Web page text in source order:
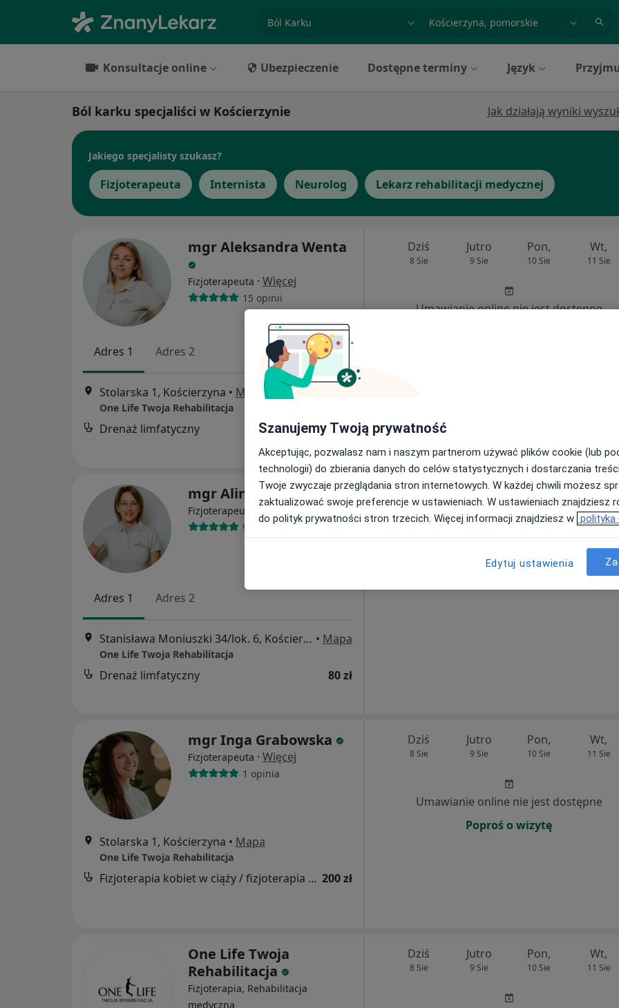
specjalizacja, badanie lub nazwiskomiasto lub dzielnica
Konsultacje online Ubezpieczenie Dostępne terminy Język
Ból karku specjaliści w Kościerzynie Jak działają wyniki
Jakiego specjalisty szukasz?
Fizjoterapeuta Internista Neurolog Lekarz rehabilitacji medycznej
mgr Aleksandra Wenta
Fizjoterapeuta · Więcej
15 opinii
Adres 1 Adres 2
Stolarska 1, Kościerzyna • Mapa
One Life Twoja Rehabilitacja
Drenaż limfatyczny 180 zł
Dziś
8 Sie
Jutro
9 Sie
Pon,
10 Sie
Wt,
11 Sie
Umawianie online nie jest dostępne
mgr Alina Czucha
Fizjoterapeuta ·Więcej
94 opinie
Adres 1 Adres 2
Stanisława Moniuszki 34/lok. 6, Kościerzyna • Mapa
One Life Twoja Rehabilitacja
Drenaż limfatyczny 80 zł
Dziś
8 Sie
Jutro
9 Sie
Pon,
10 Sie
Wt,
11 Sie
mgr Inga Grabowska
Fizjoterapeuta · Więcej
1 opinia
Stolarska 1, Kościerzyna • Mapa
One Life Twoja Rehabilitacja
Fizjoterapia kobiet w ciąży / fizjoterapia okołoporodowa 200 zł
Dziś
8 Sie
Jutro
9 Sie
Pon,
10 Sie
Wt,
11 Sie
Umawianie online nie jest dostępne
Poproś o wizytę
One Life Twoja
Rehabilitacja
Fizjoterapia, Rehabilitacja
medyczna
Dziś
8 Sie
Jutro
9 Sie
Pon,
10 Sie
Wt,
11 Sie
Szanujemy Twoją prywatność
Akceptując, pozwalasz nam i naszym partnerom używać plików cookie (lub
technologii) do zbierania danych do celów statystycznych i dostarczania
Twoje zwyczaje przeglądania stron internetowych. W każdej chwili możesz
zaktualizować swoje preferencje w ustawieniach. W ustawieniach znajdziesz
do polityk prywatności stron trzecich. Więcej informacji znajdziesz w polityka
Edytuj ustawienia